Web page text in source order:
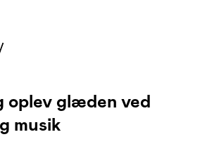
oplev glæden ved
musik